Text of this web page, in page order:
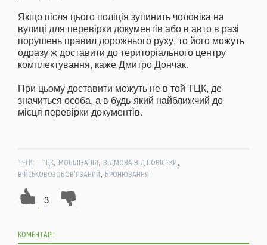
Якщо після цього поліція зупинить чоловіка на
вулиці для перевірки документів або в авто в разі
порушень правил дорожнього руху, то його можуть
одразу ж доставити до територіального центру
комплектування, каже Дмитро Дончак.
При цьому доставити можуть не в той ТЦК, де
значиться особа, а в будь-який найближчий до
місця перевірки документів.
ТЕГИ: ТЦК, МОБІЛІЗАЦІЯ, ВІДМОВА ВІД ПОВІСТКИ,
ВІЙСЬКОВОЗОБОВ'ЯЗАНИЙ, БРОНЮВАННЯ
3
КОМЕНТАРІ: